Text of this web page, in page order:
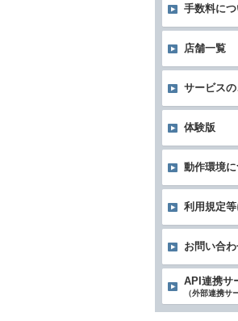
手数料につ
店舗一覧
サービス
体験版
動作環境
利用規定
お問い合
API連携サ
（外部連携サ